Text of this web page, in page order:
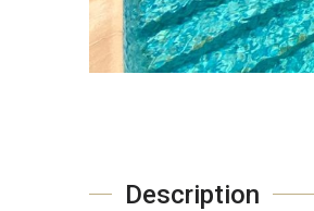
Description